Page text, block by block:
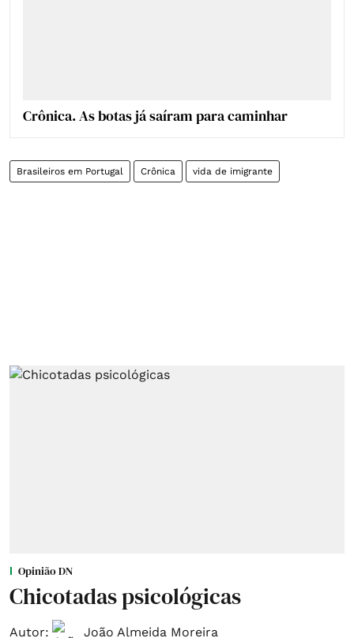
Crônica. As botas já saíram para caminhar
Brasileiros em Portugal Crônica vida de imigrante
Opinião DN
Chicotadas psicológicas
Autor: João Almeida Moreira